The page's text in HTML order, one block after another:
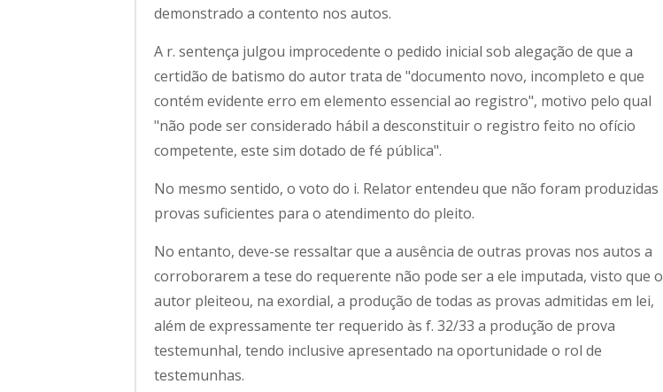
demonstrado a contento nos autos.
A r. sentença julgou improcedente o pedido inicial sob alegação de que a
certidão de batismo do autor trata de "documento novo, incompleto e que
contém evidente erro em elemento essencial ao registro", motivo pelo qual
"não pode ser considerado hábil a desconstituir o registro feito no ofício
competente, este sim dotado de fé pública".
No mesmo sentido, o voto do i. Relator entendeu que não foram produzidas
provas suficientes para o atendimento do pleito.
No entanto, deve-se ressaltar que a ausência de outras provas nos autos a
corroborarem a tese do requerente não pode ser a ele imputada, visto que o
autor pleiteou, na exordial, a produção de todas as provas admitidas em lei,
além de expressamente ter requerido às f. 32/33 a produção de prova
testemunhal, tendo inclusive apresentado na oportunidade o rol de
testemunhas.